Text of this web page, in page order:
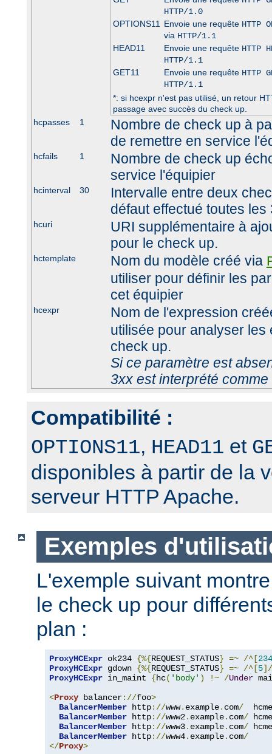
HTTP/1.0
OPTIONS11 Envoie une requête HTTP
via HTTP/1.1
HEAD11
Envoie une requête HTTP
HTTP/1.1
GET11
Envoie une requête HTTP
HTTP/1.1
*: si hcexpr n'est pas utilisé, un retour
passage avec succès du check up.
hcpasses
1
Nombre de check up à
de remettre en service
hcfails 1
Nombre de check up
service l'équipier
hcinterval 30
Intervalle entre deux
défaut effectué toutes
hcuri
URI supplémentaire à
pour le check up.
hctemplate Nom du modèle créé via
utiliser pour définir les
cet équipier
hcexpr
Nom de l'expression
utilisée pour analyser
check up.
Si ce paramètre est
3xx est interprété
Compatibilité :
OPTIONS11, HEAD11 et
disponibles à partir de la
serveur HTTP Apache.
Exemples
L'exemple suivant
le check up pour
plan :
ProxyHCExpr ok234 {%{REQUEST_STATUS} =~ /^[234
ProxyHCExpr gdown {%{REQUEST_STATUS} =~ /^[5
ProxyHCExpr in_maint {hc( 'body' ) !~ /Under
<Proxy balancer://foo>
BalancerMember http://www. example. com/
BalancerMember http://www2. example. com/
BalancerMember http://www3. example. com/
BalancerMember http://www4. example. com/
</Proxy>